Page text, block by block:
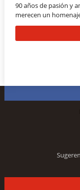
90 años de pasión y
merecen un